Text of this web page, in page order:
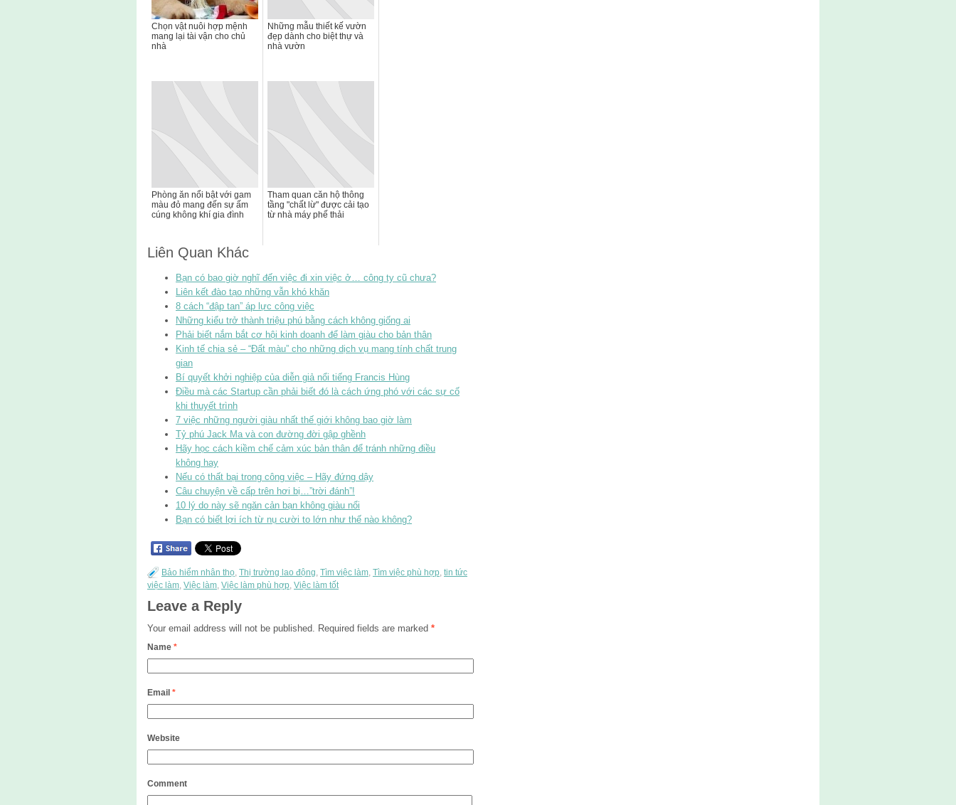
Chọn vật nuôi hợp mệnh
mang lại tài vận cho chủ
nhà
Những mẫu thiết kế vườn
đẹp dành cho biệt thự và
nhà vườn
Phòng ăn nổi bật với gam
màu đỏ mang đến sự ấm
cúng không khí gia đình
Tham quan căn hộ thông
tầng "chất lừ" được cải tạo
từ nhà máy phế thải
Liên Quan Khác
Bạn có bao giờ nghĩ đến việc đi xin việc ở… công ty cũ chưa?
Liên kết đào tạo những vẫn khó khăn
8 cách “đập tan” áp lực công việc
Những kiểu trở thành triệu phú bằng cách không giống ai
Phải biết nắm bắt cơ hội kinh doanh để làm giàu cho bản thân
Kinh tế chia sẻ – “Đất màu” cho những dịch vụ mang tính chất trung
gian
Bí quyết khởi nghiệp của diễn giả nổi tiếng Francis Hùng
Điều mà các Startup cần phải biết đó là cách ứng phó với các sự cố
khi thuyết trình
7 việc những người giàu nhất thế giới không bao giờ làm
Tỷ phú Jack Ma và con đường đời gập ghềnh
Hãy học cách kiềm chế cảm xúc bản thân để tránh những điều
không hay
Nếu có thất bại trong công việc – Hãy đứng dậy
Câu chuyện về cấp trên hơi bị…”trời đánh”!
10 lý do này sẽ ngăn cản bạn không giàu nổi
Bạn có biết lợi ích từ nụ cười to lớn như thế nào không?
Bảo hiểm nhân thọ, Thị trường lao động, Tìm việc làm, Tìm việc phù hợp, tin tức
việc làm, Việc làm, Việc làm phù hợp, Việc làm tốt
Leave a Reply
Your email address will not be published. Required fields are marked *
Name *
Email *
Website
Comment